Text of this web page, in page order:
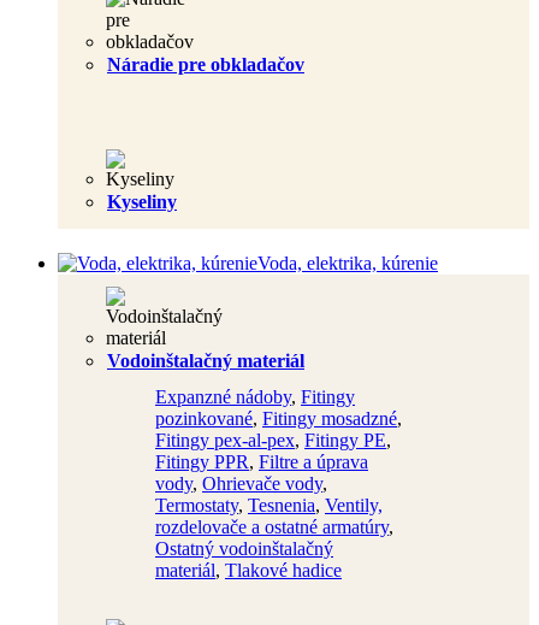
Náradie pre obkladačov
Kyseliny
Voda, elektrika, kúrenie
Vodoinštalačný materiál
Expanzné nádoby, Fitingy
pozinkované, Fitingy mosadzné,
Fitingy pex-al-pex, Fitingy PE,
Fitingy PPR, Filtre a úprava
vody, Ohrievače vody,
Termostaty, Tesnenia, Ventily,
rozdelovače a ostatné armatúry,
Ostatný vodoinštalačný
materiál, Tlakové hadice